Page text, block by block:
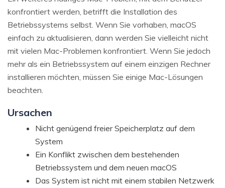
konfrontiert werden, betrifft die Installation des
Betriebssystems selbst. Wenn Sie vorhaben, macOS
einfach zu aktualisieren, dann werden Sie vielleicht nicht
mit vielen Mac-Problemen konfrontiert. Wenn Sie jedoch
mehr als ein Betriebssystem auf einem einzigen Rechner
installieren möchten, müssen Sie einige Mac-Lösungen
beachten.
Ursachen
Nicht genügend freier Speicherplatz auf dem
System
Ein Konflikt zwischen dem bestehenden
Betriebssystem und dem neuen macOS
Das System ist nicht mit einem stabilen Netzwerk